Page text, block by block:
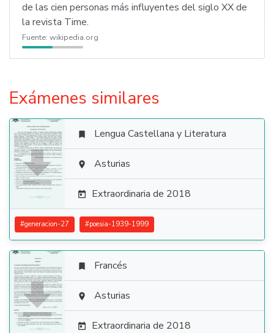
de las cien personas más influyentes del siglo XX de
la revista Time.
Fuente: wikipedia.org
Exámenes similares

 Lengua Castellana y Literatura
 Asturias
 Extraordinaria de 2018
#generacion-27 #poesia-1939-1999

 Francés
 Asturias
 Extraordinaria de 2018